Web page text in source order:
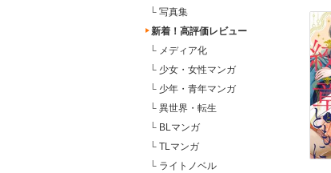
└ 写真集
新着！高評価レビュー
└ メディア化
└ 少女・女性マンガ
└ 少年・青年マンガ
└ 異世界・転生
└ BLマンガ
└ TLマンガ
└ ライトノベル